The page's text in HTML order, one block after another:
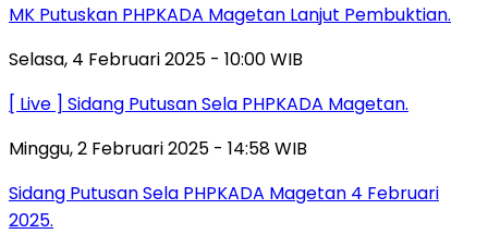
MK Putuskan PHPKADA Magetan Lanjut Pembuktian.
Selasa, 4 Februari 2025 - 10:00 WIB
[ Live ] Sidang Putusan Sela PHPKADA Magetan.
Minggu, 2 Februari 2025 - 14:58 WIB
Sidang Putusan Sela PHPKADA Magetan 4 Februari
2025.